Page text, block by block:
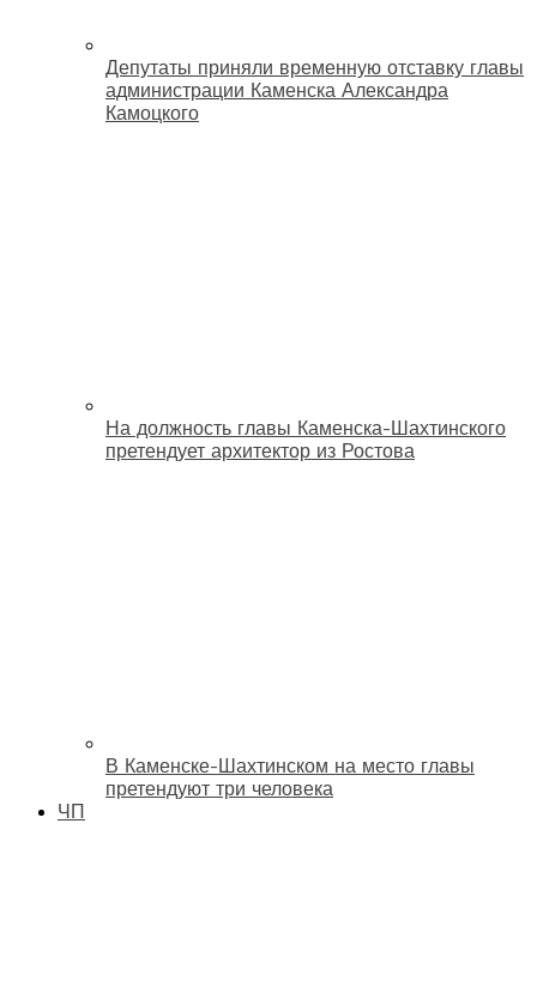
Депутаты приняли временную отставку главы
администрации Каменска Александра
Камоцкого
На должность главы Каменска-Шахтинского
претендует архитектор из Ростова
В Каменске-Шахтинском на место главы
претендуют три человека
ЧП